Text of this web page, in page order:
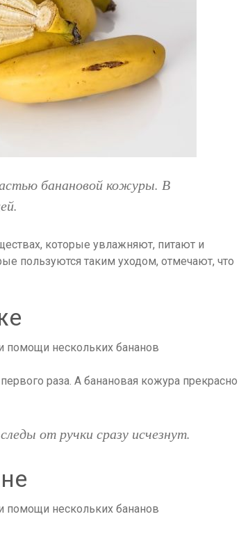
банановой кожуры. В
которые увлажняют, питают и
пользуются таким уходом, отмечают, что
раза. А банановая кожура прекрасно
от ручки сразу исчезнут.